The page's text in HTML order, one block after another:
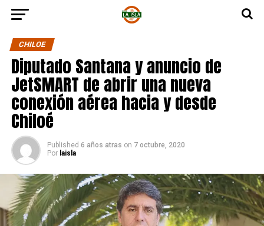
CHILOE
Diputado Santana y anuncio de
JetSMART de abrir una nueva
conexión aérea hacia y desde
Chiloé
Published 6 años atras on 7 octubre, 2020
Por laisla